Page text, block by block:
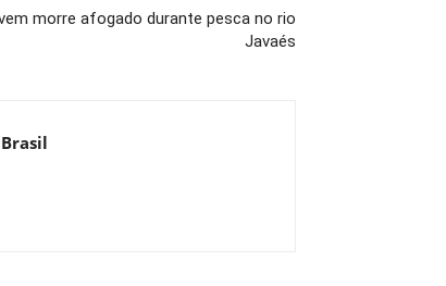
morre afogado durante pesca no rio
Javaés